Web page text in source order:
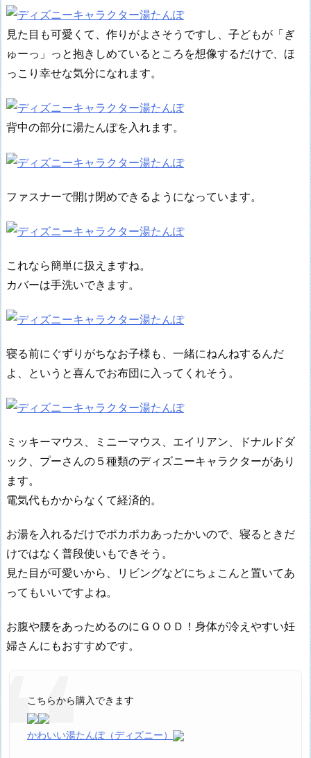
見た目も可愛くて、作りがよさそうですし、子どもが「ぎ
ゅーっ」っと抱きしめているところを想像するだけで、ほ
っこり幸せな気分になれます。
背中の部分に湯たんぽを入れます。
ファスナーで開け閉めできるようになっています。
これなら簡単に扱えますね。
カバーは手洗いできます。
寝る前にぐずりがちなお子様も、一緒にねんねするんだ
よ、というと喜んでお布団に入ってくれそう。
ミッキーマウス、ミニーマウス、エイリアン、ドナルドダ
ック、プーさんの５種類のディズニーキャラクターがあり
ます。
電気代もかからなくて経済的。
お湯を入れるだけでポカポカあったかいので、寝るときだ
けではなく普段使いもできそう。
見た目が可愛いから、リビングなどにちょこんと置いてあ
ってもいいですよね。
お腹や腰をあっためるのにＧＯＯＤ！身体が冷えやすい妊
婦さんにもおすすめです。
こちらから購入できます
かわいい湯たんぽ（ディズニー）